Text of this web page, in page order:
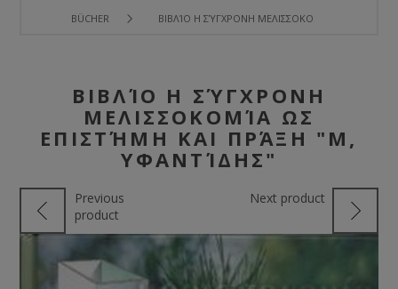
BÜCHER ΒΙΒΛΊΟ Η ΣΎΓΧΡΟΝΗ ΜΕΛΙΣΣΟΚΟΜΊΑ ΩΣ
ΒΙΒΛΊΟ Η ΣΎΓΧΡΟΝΗ
ΜΕΛΙΣΣΟΚΟΜΊΑ ΩΣ
ΕΠΙΣΤΉΜΗ ΚΑΙ ΠΡΆΞΗ "Μ,
ΥΦΑΝΤΊΔΗΣ"
Previous
product
Next product